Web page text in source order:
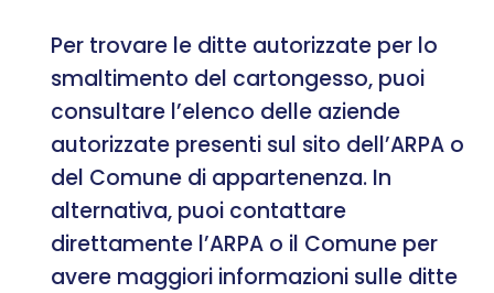
Per trovare le ditte autorizzate per lo
smaltimento del cartongesso, puoi
consultare l’elenco delle aziende
autorizzate presenti sul sito dell’ARPA o
del Comune di appartenenza. In
alternativa, puoi contattare
direttamente l’ARPA o il Comune per
avere maggiori informazioni sulle ditte